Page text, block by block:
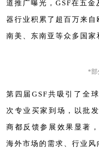
道推广曝光，GSF在五金
器行业积累了超百万来自
南美、东南亚等众多国家
*部
第四届GSF共吸引了全
次专业买家到场，以批
商都反馈参展效果显著
海外市场的需求、行业风